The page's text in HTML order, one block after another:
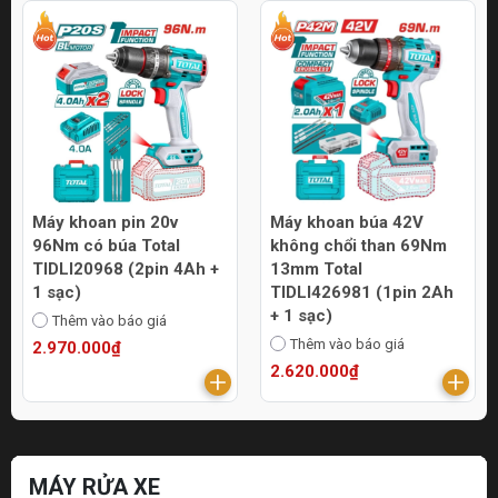
Máy khoan pin 20v
96Nm có búa Total
TIDLI20968 (2pin 4Ah +
1 sạc)
Thêm vào báo giá
2.970.000₫
Máy khoan búa 42V
không chổi than 69Nm
13mm Total
TIDLI426981 (1pin 2Ah
+ 1 sạc)
Thêm vào báo giá
2.620.000₫
MÁY RỬA XE